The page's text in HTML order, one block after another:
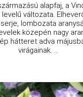
alapfaj, a
levelű változata.
lombozata
közepén nagy
hátteret adva
virágainak. ...